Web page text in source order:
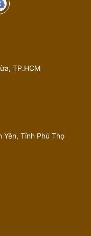
TP.HCM
Tỉnh Phú Thọ